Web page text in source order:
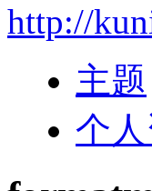
http://
主题
个